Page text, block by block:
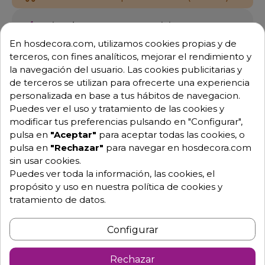
Equipo de expertos a tu servicio.
Pago 100% seguro.
Consulta tus dudas con nosotros.
976 25 59 91
info@hosdecora.com
Hablemos
Pide tu presupuesto
En hosdecora.com, utilizamos cookies propias y de
terceros, con fines analíticos, mejorar el rendimiento y
la navegación del usuario. Las cookies publicitarias y
de terceros se utilizan para ofrecerte una experiencia
personalizada en base a tus hábitos de navegacion.
Puedes ver el uso y tratamiento de las cookies y
modificar tus preferencias pulsando en "Configurar",
pulsa en "Aceptar" para aceptar todas las cookies, o
pulsa en "Rechazar" para navegar en hosdecora.com
sin usar cookies.
Puedes ver toda la información, las cookies, el
propósito y uso en nuestra política de cookies y
tratamiento de datos.
Configurar
Rechazar